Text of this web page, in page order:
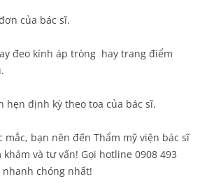
của bác sĩ.
đeo kính áp tròng hay trang điểm
hẹn định kỳ theo toa của bác sĩ.
mắc, bạn nên đến Thẩm mỹ viện bác sĩ
và tư vấn! Gọi hotline 0908 493
chóng nhất!